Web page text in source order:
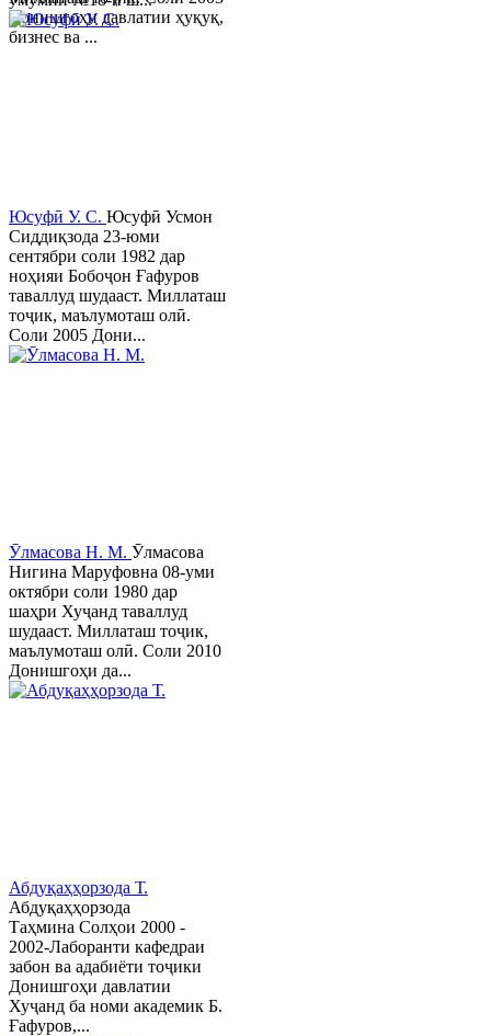
Донишгоҳи давлатии ҳуқуқ,
бизнес ва ...
Юсуфӣ У. C. Юсуфӣ Усмон
Сиддиқзода 23-юми
сентябри соли 1982 дар
ноҳияи Бобоҷон Ғафуров
таваллуд шудааст. Миллаташ
тоҷик, маълумоташ олӣ.
Соли 2005 Дони...
Ӯлмасова Н. М. Ӯлмасова
Нигина Маруфовна 08-уми
октябри соли 1980 дар
шаҳри Хуҷанд таваллуд
шудааст. Миллаташ тоҷик,
маълумоташ олӣ. Соли 2010
Донишгоҳи да...
Абдуқаҳҳорзода Т.
Абдуқаҳҳорзода
Таҳмина Солҳои 2000 -
2002-Лаборанти кафедраи
забон ва адабиёти тоҷики
Донишгоҳи давлатии
Хуҷанд ба номи академик Б.
Ғафуров,...